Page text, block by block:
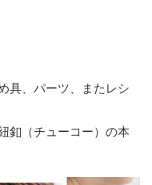
具、パーツ、またレシ
釦（チューコー）の本